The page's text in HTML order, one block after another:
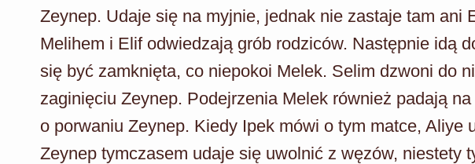
Zeynep. Udaje się na myjnie, jednak nie zastaje tam ani
Melihem i Elif odwiedzają grób rodziców. Następnie idą
się być zamknięta, co niepokoi Melek. Selim dzwoni do
zaginięciu Zeynep. Podejrzenia Melek również padają
o porwaniu Zeynep. Kiedy Ipek mówi o tym matce, Aliye
Zeynep tymczasem udaje się uwolnić z węzów, niestety